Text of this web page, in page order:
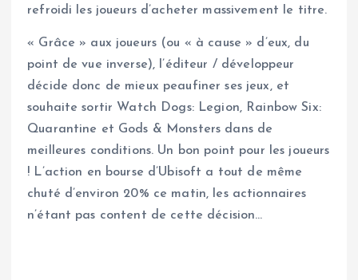
refroidi les joueurs d’acheter massivement le titre.
« Grâce » aux joueurs (ou « à cause » d’eux, du
point de vue inverse), l’éditeur / développeur
décide donc de mieux peaufiner ses jeux, et
souhaite sortir Watch Dogs: Legion, Rainbow Six:
Quarantine et Gods & Monsters dans de
meilleures conditions. Un bon point pour les joueurs
! L’action en bourse d’Ubisoft a tout de même
chuté d’environ 20% ce matin, les actionnaires
n’étant pas content de cette décision…